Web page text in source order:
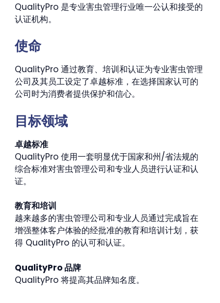
QualityPro 是专业害虫管理行业唯一公认和接受的
认证机构。
使命
QualityPro 通过教育、培训和认证为专业害虫管理
公司及其员工设定了卓越标准，在选择国家认可的
公司时为消费者提供保护和信心。
目标领域
卓越标准
QualityPro 使用一套明显优于国家和州/省法规的
综合标准对害虫管理公司和专业人员进行认证和认
证。
教育和培训
越来越多的害虫管理公司和专业人员通过完成旨在
增强整体客户体验的经批准的教育和培训计划，获
得 QualityPro 的认可和认证。
QualityPro 品牌
QualityPro 将提高其品牌知名度。